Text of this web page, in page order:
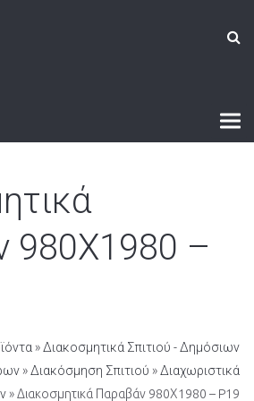
980Χ1980 –
»Διακοσμητικά Σπιτιού - Δημόσιων
»Διακόσμηση Σπιτιού »Διαχωριστικά
» Διακοσμητικά Παραβάν 980Χ1980 – P19